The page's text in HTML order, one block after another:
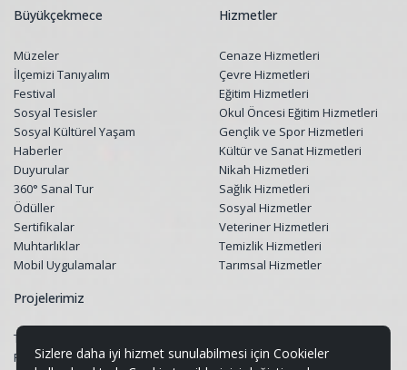
Büyükçekmece
Müzeler
İlçemizi Tanıyalım
Festival
Sosyal Tesisler
Sosyal Kültürel Yaşam
Haberler
Duyurular
360° Sanal Tur
Ödüller
Sertifikalar
Muhtarlıklar
Mobil Uygulamalar
Hizmetler
Cenaze Hizmetleri
Çevre Hizmetleri
Eğitim Hizmetleri
Okul Öncesi Eğitim Hizmetleri
Gençlik ve Spor Hizmetleri
Kültür ve Sanat Hizmetleri
Nikah Hizmetleri
Sağlık Hizmetleri
Sosyal Hizmetler
Veteriner Hizmetleri
Temizlik Hizmetleri
Tarımsal Hizmetler
Projelerimiz
Tüm Projeler
Restorasyon Projeleri
Sizlere daha iyi hizmet sunulabilmesi için Cookieler